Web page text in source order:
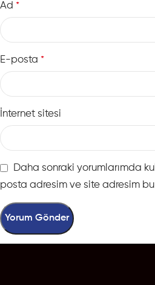
Ad *
E-posta *
İnternet sitesi
Daha sonraki yorumlarımda
posta adresim ve site adresim